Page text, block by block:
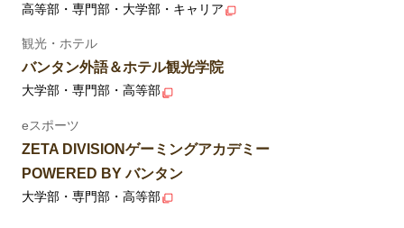
高等部・専門部・大学部・キャリア
観光・ホテル
バンタン外語＆ホテル観光学院
大学部・専門部・高等部
eスポーツ
ZETA DIVISIONゲーミングアカデミー
POWERED BY バンタン
大学部・専門部・高等部